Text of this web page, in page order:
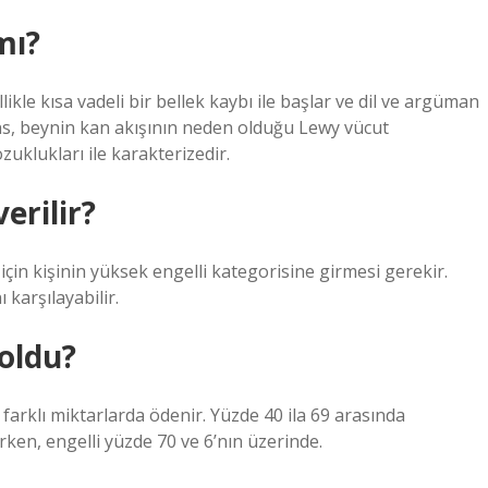
kısa vadeli bir bellek kaybı ile başlar ve dil ve argüman
kan akışının neden olduğu Lewy vücut
ile karakterizedir.
kişinin yüksek engelli kategorisine girmesi gerekir.
karşılayabilir.
miktarlarda ödenir. Yüzde 40 ila 69 arasında
engelli yüzde 70 ve 6’nın üzerinde.